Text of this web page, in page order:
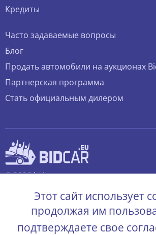
Кредиты
Часто задаваемые вопросы
Блог
Продать автомобили на аукционах
Партнерская программа
Стать официальным дилером
© 2026 bidcar.eu
Этот сайт использует
продолжая им
подтверждаете свое